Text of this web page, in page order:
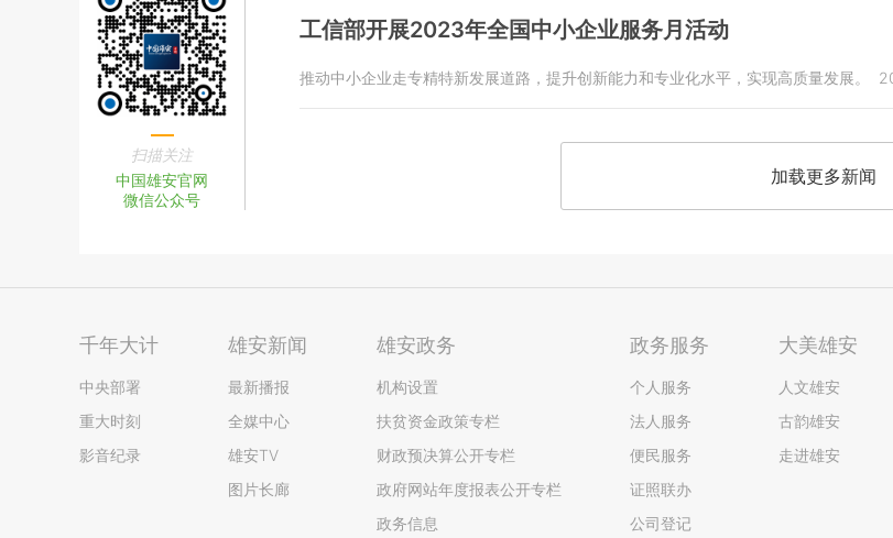
扫描关注
中国雄安官网
微信公众号
工信部开展2023年全国中小企业服务月活动
推动中小企业走专精特新发展道路，提升创新能力和专业化水平，实现高质量发展。
加载更多新闻
千年大计
中央部署
重大时刻
影音纪录
雄安新闻
最新播报
全媒中心
雄安TV
图片长廊
雄安政务
机构设置
扶贫资金政策专栏
财政预决算公开专栏
政府网站年度报表公开专栏
政务信息
政务服务
个人服务
法人服务
便民服务
证照联办
公司登记
大美雄安
人文雄安
古韵雄安
走进雄安